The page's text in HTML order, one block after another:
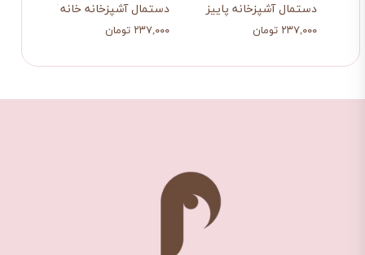
دستمال آشپزخانه خانه آبی
۲۳۷,۰۰۰ تومان
دستمال آشپزخانه پاییز زیبا
۲۳۷,۰۰۰ تومان
های کودکی